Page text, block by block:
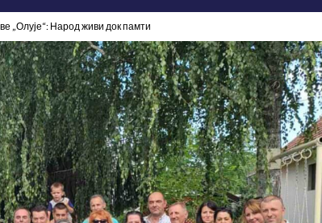
„Олује“: Народ живи док памти